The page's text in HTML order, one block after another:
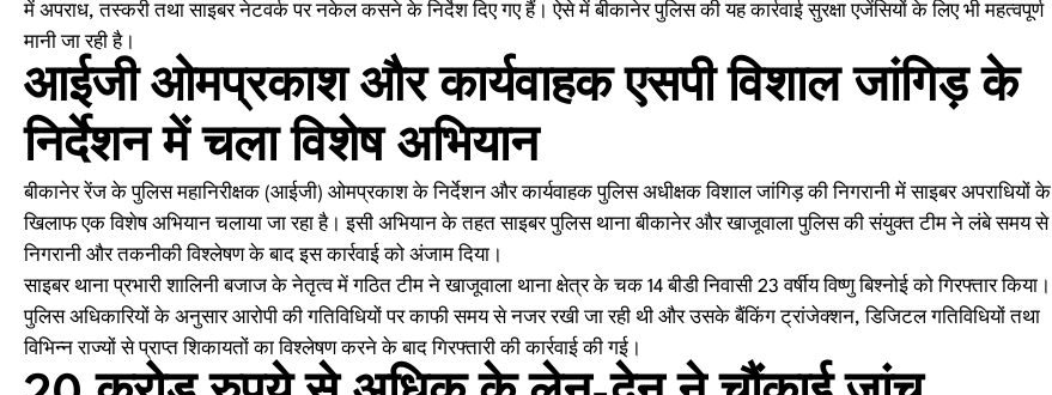
में अपराध, तस्करी तथा साइबर नेटवर्क पर नकेल कसने के निर्देश दिए गए हैं। ऐसे में बीकानेर पुलिस की यह कार्रवाई सुरक्षा एजेंसियों के लिए भी महत्वपूर्ण
मानी जा रही है।
आईजी ओमप्रकाश और कार्यवाहक एसपी विशाल जांगिड़ के
निर्देशन में चला विशेष अभियान
बीकानेर रेंज के पुलिस महानिरीक्षक (आईजी) ओमप्रकाश के निर्देशन और कार्यवाहक पुलिस अधीक्षक विशाल जांगिड़ की निगरानी में साइबर अपराधियों के
खिलाफ एक विशेष अभियान चलाया जा रहा है। इसी अभियान के तहत साइबर पुलिस थाना बीकानेर और खाजूवाला पुलिस की संयुक्त टीम ने लंबे समय से
निगरानी और तकनीकी विश्लेषण के बाद इस कार्रवाई को अंजाम दिया।
साइबर थाना प्रभारी शालिनी बजाज के नेतृत्व में गठित टीम ने खाजूवाला थाना क्षेत्र के चक 14 बीडी निवासी 23 वर्षीय विष्णु बिश्नोई को गिरफ्तार किया।
पुलिस अधिकारियों के अनुसार आरोपी की गतिविधियों पर काफी समय से नजर रखी जा रही थी और उसके बैंकिंग ट्रांजेक्शन, डिजिटल गतिविधियों तथा
विभिन्न राज्यों से प्राप्त शिकायतों का विश्लेषण करने के बाद गिरफ्तारी की कार्रवाई की गई।